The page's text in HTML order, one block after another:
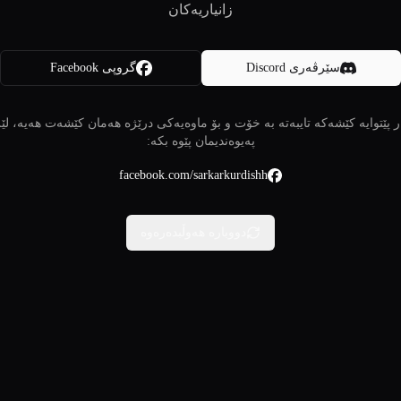
زانیاریەکان
سێرڤەری Discord گروپی Facebook
پێتوایە کێشەکە تایبەتە بە خۆت و بۆ ماوەیەکی درێژە هەمان کێشەت هەیە،
پەیوەندیمان پێوە بکە:
facebook.com/sarkarkurdishh